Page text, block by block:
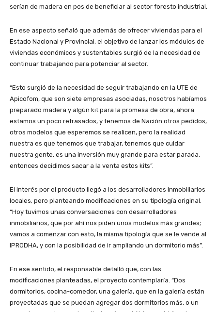
serían de madera en pos de beneficiar al sector foresto industrial.
En ese aspecto señaló que además de ofrecer viviendas para el
Estado Nacional y Provincial, el objetivo de lanzar los módulos de
viviendas económicos y sustentables surgió de la necesidad de
continuar trabajando para potenciar al sector.
“Esto surgió de la necesidad de seguir trabajando en la UTE de
Apicofom, que son siete empresas asociadas, nosotros habíamos
preparado madera y algún kit para la promesa de obra, ahora
estamos un poco retrasados, y tenemos de Nación otros pedidos,
otros modelos que esperemos se realicen, pero la realidad
nuestra es que tenemos que trabajar, tenemos que cuidar
nuestra gente, es una inversión muy grande para estar parada,
entonces decidimos sacar a la venta estos kits”.
El interés por el producto llegó a los desarrolladores inmobiliarios
locales, pero planteando modificaciones en su tipología original.
“Hoy tuvimos unas conversaciones con desarrolladores
inmobiliarios, que por ahí nos piden unos modelos más grandes;
vamos a comenzar con esto, la misma tipología que se le vende al
IPRODHA, y con la posibilidad de ir ampliando un dormitorio más”.
En ese sentido, el responsable detalló que, con las
modificaciones planteadas, el proyecto contemplaría. “Dos
dormitorios, cocina-comedor, una galería, que en la galería están
proyectadas que se puedan agregar dos dormitorios más, o un